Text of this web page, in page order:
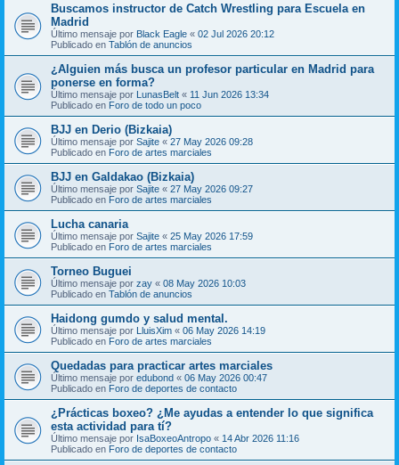
Buscamos instructor de Catch Wrestling para Escuela en
Madrid
Último mensaje por Black Eagle « 02 Jul 2026 20:12
Publicado en Tablón de anuncios
¿Alguien más busca un profesor particular en Madrid para
ponerse en forma?
Último mensaje por LunasBelt « 11 Jun 2026 13:34
Publicado en Foro de todo un poco
BJJ en Derio (Bizkaia)
Último mensaje por Sajite « 27 May 2026 09:28
Publicado en Foro de artes marciales
BJJ en Galdakao (Bizkaia)
Último mensaje por Sajite « 27 May 2026 09:27
Publicado en Foro de artes marciales
Lucha canaria
Último mensaje por Sajite « 25 May 2026 17:59
Publicado en Foro de artes marciales
Torneo Buguei
Último mensaje por zay « 08 May 2026 10:03
Publicado en Tablón de anuncios
Haidong gumdo y salud mental.
Último mensaje por LluisXim « 06 May 2026 14:19
Publicado en Foro de artes marciales
Quedadas para practicar artes marciales
Último mensaje por edubond « 06 May 2026 00:47
Publicado en Foro de deportes de contacto
¿Prácticas boxeo? ¿Me ayudas a entender lo que significa
esta actividad para tí?
Último mensaje por IsaBoxeoAntropo « 14 Abr 2026 11:16
Publicado en Foro de deportes de contacto